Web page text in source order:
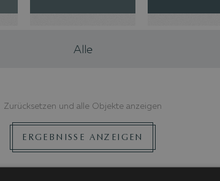
Alle
Zurücksetzen und alle Objekte anzeigen
ERGEBNISSE ANZEIGEN